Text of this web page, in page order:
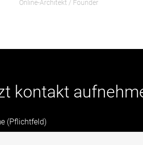
Online-Architekt / Founder
kontakt
(Pflichtfeld)